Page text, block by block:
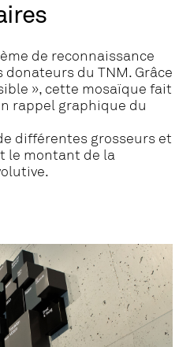
de reconnaissance
du TNM. Grâce
», cette mosaïque fait
rappel graphique du
différentes grosseurs et
le montant de la